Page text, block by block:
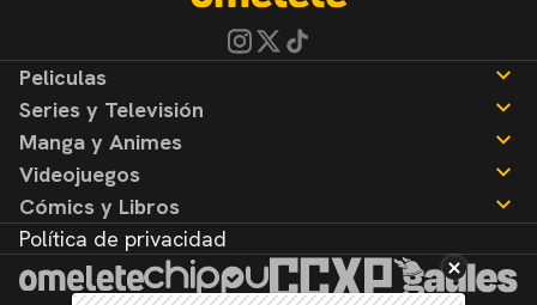
Peliculas
Noticias
Reseñas
Series y Televisión
Noticias
Reseñas
Manga y Animes
Noticias
Reseñas
Videojuegos
Noticias
Reseñas
Cómics y Libros
Noticias
Reseñas
Política de privacidad